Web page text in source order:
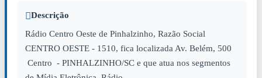
Descrição
Rádio Centro Oeste de Pinhalzinho, Razão Social
CENTRO OESTE - 1510, fica localizada Av. Belém, 500
Centro - PINHALZINHO/SC e que atua nos segmentos